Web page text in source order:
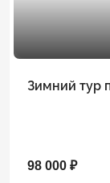
Зимний тур
98 000 ₽